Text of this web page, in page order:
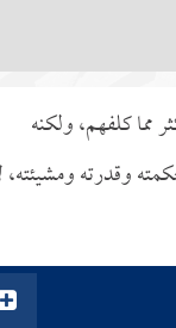
مما كلفهم، ولكنه
وقدرته ومشيئته،